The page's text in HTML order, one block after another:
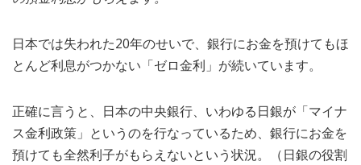
ABOUT US - サイトについて
日本では失われた20年のせいで、銀行にお金を預けてもほ
とんど利息がつかない「ゼロ金利」が続いています。
正確に言うと、日本の中央銀行、いわゆる日銀が「マイナ
ス金利政策」というのを行なっているため、銀行にお金を
預けても全然利子がもらえないという状況。（日銀の役割